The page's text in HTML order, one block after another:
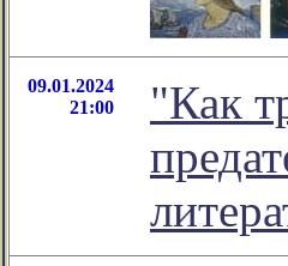
09.01.2024
21:00
"Как